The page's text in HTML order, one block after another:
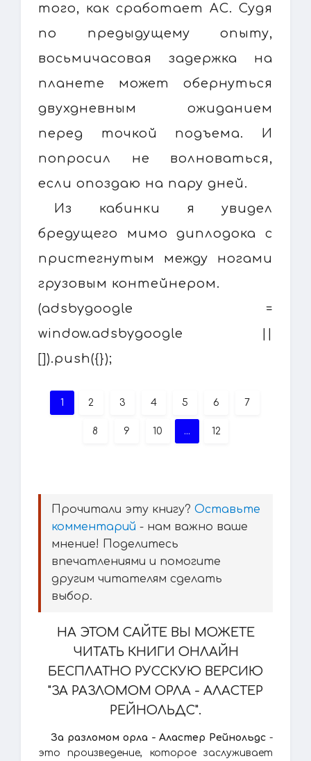
того, как сработает АС. Судя
по предыдущему опыту,
восьмичасовая задержка на
планете может обернуться
двухдневным ожиданием
перед точкой подъема. И
попросил не волноваться,
если опоздаю на пару дней.
Из кабинки я увидел
бредущего мимо диплодока с
пристегнутым между ногами
грузовым контейнером.
(adsbygoogle =
window.adsbygoogle ||
[]).push({});
1 2 3 4 5 6 7
8 9 10 ... 12
Прочитали эту книгу? Оставьте
комментарий - нам важно ваше
мнение! Поделитесь
впечатлениями и помогите
другим читателям сделать
выбор.
НА ЭТОМ САЙТЕ ВЫ МОЖЕТЕ
ЧИТАТЬ КНИГИ ОНЛАЙН
БЕСПЛАТНО РУССКУЮ ВЕРСИЮ
"ЗА РАЗЛОМОМ ОРЛА - АЛАСТЕР
РЕЙНОЛЬДС".
За разломом орла - Аластер Рейнольдс -
это произведение, которое заслуживает